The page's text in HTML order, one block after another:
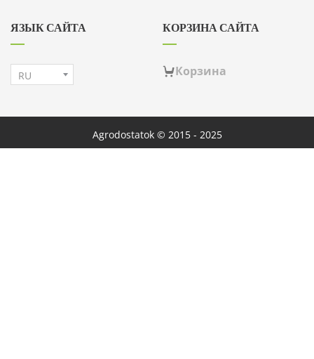
ЯЗЫК САЙТА КОРЗИНА САЙТА
Корзина
Agrodostatok © 2015 - 2025